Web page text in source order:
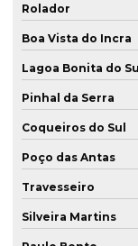
Rolador
Boa Vista do Incra
Lagoa Bonita do
Pinhal da Serra
Coqueiros do Sul
Poço das Antas
Travesseiro
Silveira Martins